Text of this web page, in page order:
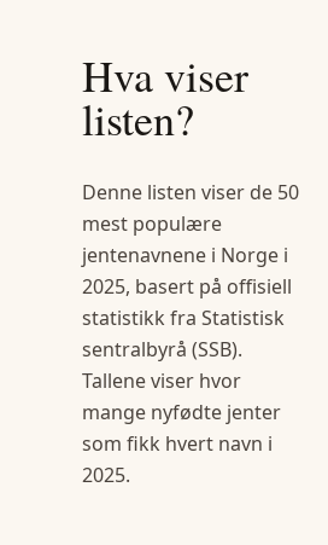
Hva viser
listen?
Denne listen viser de 50
mest populære
jentenavnene i Norge i
2025, basert på offisiell
statistikk fra Statistisk
sentralbyrå (SSB).
Tallene viser hvor
mange nyfødte jenter
som fikk hvert navn i
2025.